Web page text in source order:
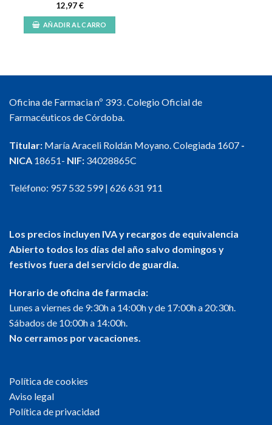
12,97€
AÑADIR AL CARRO
Oficina de Farmacia nº 393 . Colegio Oficial de
Farmacéuticos de Córdoba.
Titular: María Araceli Roldán Moyano. Colegiada 1607 -
NICA 18651- NIF: 34028865C
Teléfono: 957 532 599| 626 631 911
Los precios incluyen IVA y recargos de equivalencia
Abierto todos los días del año salvo domingos y
festivos fuera del servicio de guardia.
Horario de oficina de farmacia:
Lunes a viernes de 9:30h a 14:00h y de 17:00h a 20:30h.
Sábados de 10:00h a 14:00h.
No cerramos por vacaciones.
Política de cookies
Aviso legal
Política de privacidad